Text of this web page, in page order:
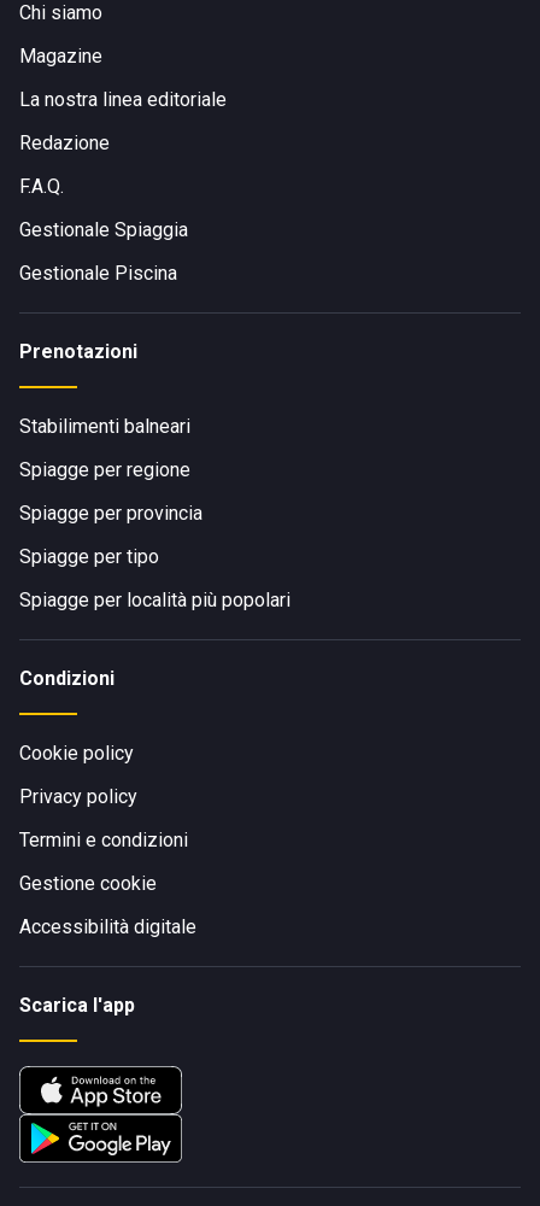
Chi siamo
Magazine
La nostra linea editoriale
Redazione
F.A.Q.
Gestionale Spiaggia
Gestionale Piscina
Prenotazioni
Stabilimenti balneari
Spiagge per regione
Spiagge per provincia
Spiagge per tipo
Spiagge per località più popolari
Condizioni
Cookie policy
Privacy policy
Termini e condizioni
Gestione cookie
Accessibilità digitale
Scarica l'app